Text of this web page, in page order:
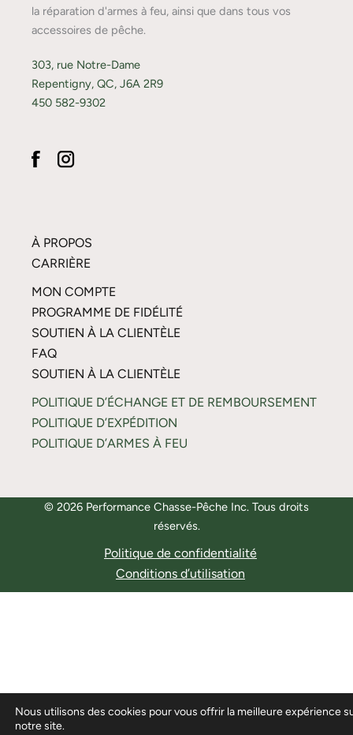
la réparation d'armes à feu, ainsi que dans tous vos
accessoires de pêche.
303, rue Notre-Dame
Repentigny, QC, J6A 2R9
450 582-9302
À PROPOS
CARRIÈRE
MON COMPTE
PROGRAMME DE FIDÉLITÉ
SOUTIEN À LA CLIENTÈLE
FAQ
SOUTIEN À LA CLIENTÈLE
POLITIQUE D’ÉCHANGE ET DE REMBOURSEMENT
POLITIQUE D’EXPÉDITION
POLITIQUE D’ARMES À FEU
© 2026 Performance Chasse-Pêche Inc. Tous droits
réservés.
Politique de confidentialité
Conditions d’utilisation
Nous utilisons des cookies pour vous offrir la meilleure expérience
notre site.